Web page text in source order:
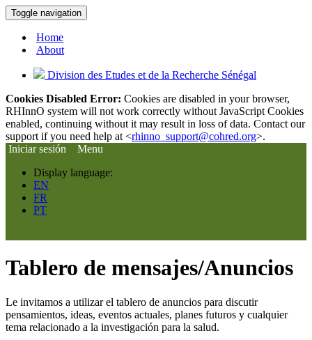
Toggle navigation
Home
About
Division des Etudes et de la Recherche Sénégal
Cookies Disabled Error: Cookies are disabled in your browser,
RHInnO system will not work correctly without JavaScript Cookies
enabled, continuing without it may result in loss of data. Contact our
support if you need help at <rhinno_support@cohred.org>.
Iniciar sesión
Menu
Display language:
EN
FR
PT
Tablero de mensajes/Anuncios
Le invitamos a utilizar el tablero de anuncios para discutir
pensamientos, ideas, eventos actuales, planes futuros y cualquier
tema relacionado a la investigación para la salud.